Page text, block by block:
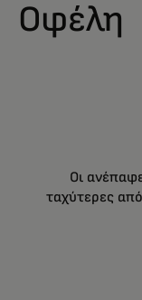
Η κάρτα ή η
Οφέλη
Οι
ταχύτερες